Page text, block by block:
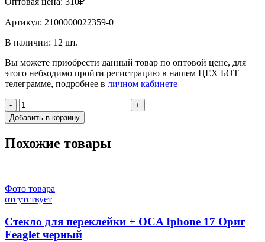
Артикул: 2100000022359-0
В наличии: 12 шт.
Вы можете приобрести данный товар по оптовой цене, для
этого небходимо пройти регистрацию в нашем ЦЕХ БОТ
телеграмме, подробнее в личном кабинете
-
+
Добавить в корзину
Похожие товары
Фото товара
отсутствует
Стекло для переклейки + OCA Iphone 17 Ориг
Feaglet черный